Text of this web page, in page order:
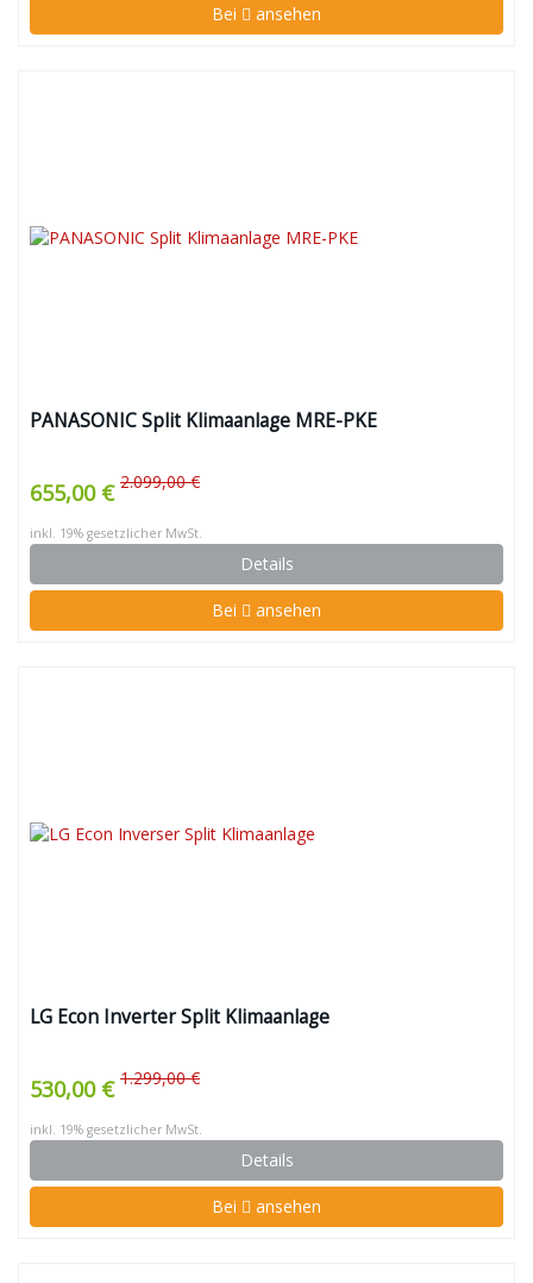
Bei ansehen
PANASONIC Split Klimaanlage MRE-PKE
655,00 € 2.099,00 €
inkl. 19% gesetzlicher MwSt.
Details
Bei ansehen
LG Econ Inverter Split Klimaanlage
530,00 € 1.299,00 €
inkl. 19% gesetzlicher MwSt.
Details
Bei ansehen